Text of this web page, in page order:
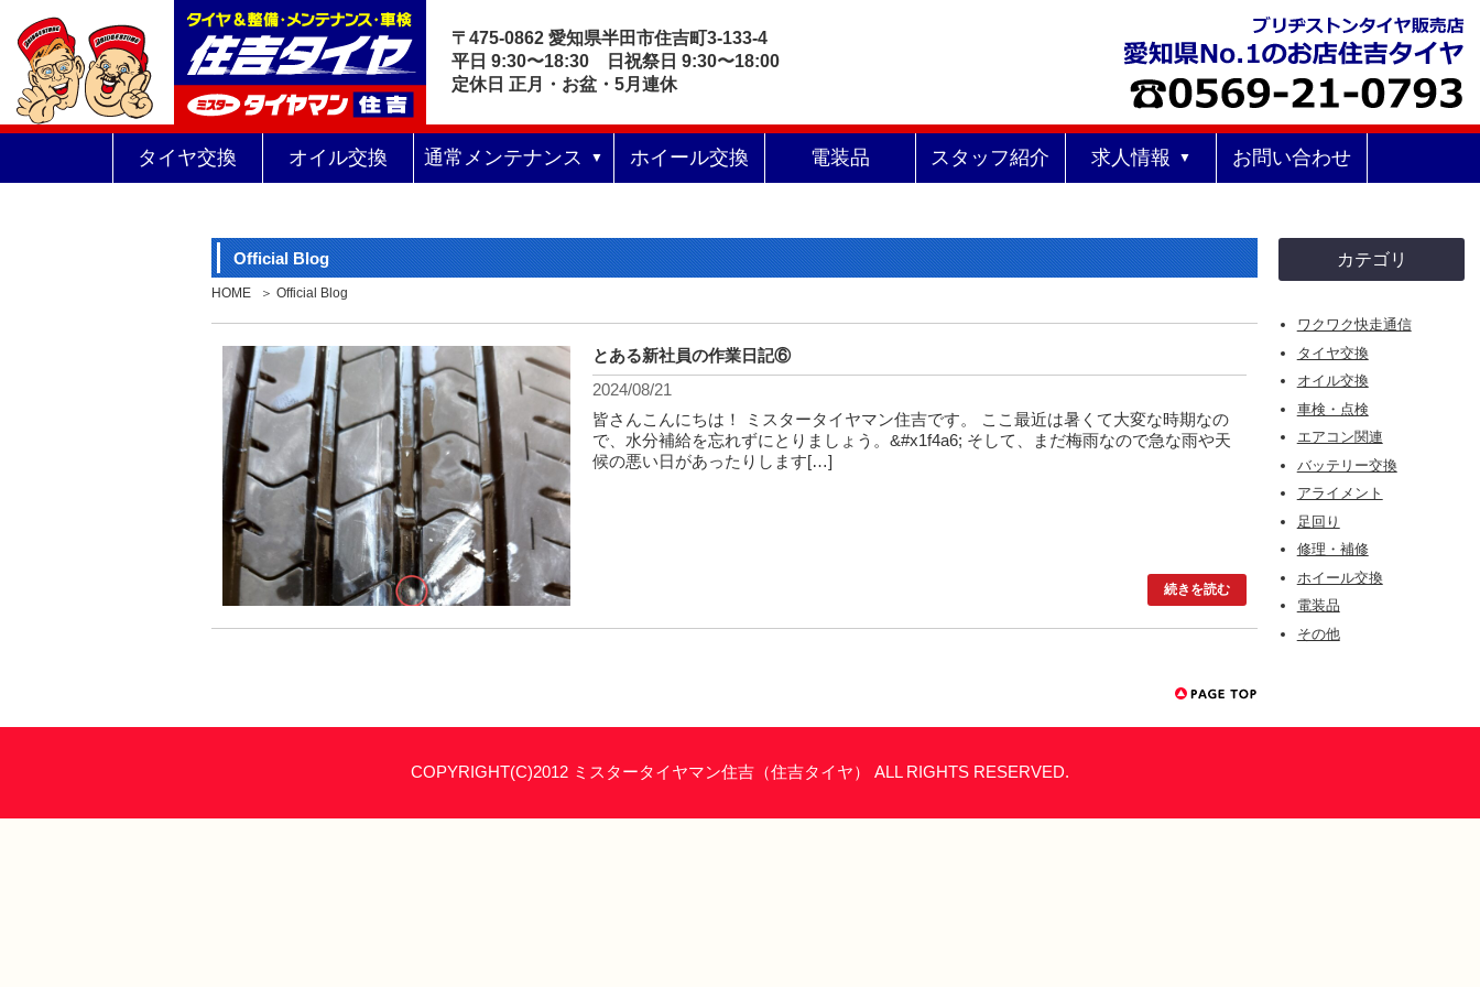
〒475-0862 愛知県半田市住吉町3-133-4
平日 9:30〜18:30 日祝祭日 9:30〜18:00
定休日 正月・お盆・5月連休
タイヤ交換 オイル交換 通常メンテナンス ホイール交換 電装品 スタッフ紹介 求人情報 お問い合わせ
Official Blog
HOME Official Blog
とある新社員の作業日記⑥
2024/08/21
皆さんこんにちは！ ミスタータイヤマン住吉です。 ここ最近は暑くて大変な時期なの
で、水分補給を忘れずにとりましょう。&#x1f4a6; そして、まだ梅雨なので急な雨や天
候の悪い日があったりします[…]
続きを読む
カテゴリ
ワクワク快走通信
タイヤ交換
オイル交換
車検・点検
エアコン関連
バッテリー交換
アライメント
足回り
修理・補修
ホイール交換
電装品
その他
COPYRIGHT(C)2012 ミスタータイヤマン住吉（住吉タイヤ） ALL RIGHTS RESERVED.